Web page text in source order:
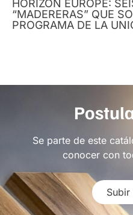
HORIZON EUROPE:
“MADERERAS” QUE
PROGRAMA DE LA
Se parte de este
conocer con
Subir